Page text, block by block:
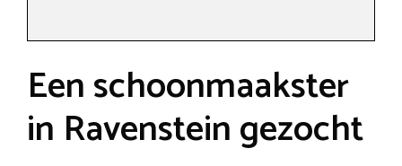
Een schoonmaakster
in Ravenstein gezocht